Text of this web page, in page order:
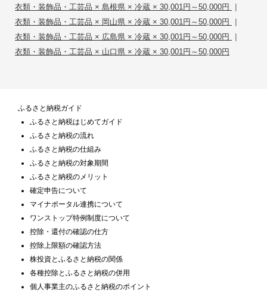
衣類・装飾品・工芸品 × 島根県 × 冷蔵 × 30,001円～50,000円 |
衣類・装飾品・工芸品 × 岡山県 × 冷蔵 × 30,001円～50,000円 |
衣類・装飾品・工芸品 × 広島県 × 冷蔵 × 30,001円～50,000円 |
衣類・装飾品・工芸品 × 山口県 × 冷蔵 × 30,001円～50,000円
ふるさと納税ガイド
ふるさと納税はじめてガイド
ふるさと納税の流れ
ふるさと納税の仕組み
ふるさと納税の対象期間
ふるさと納税のメリット
確定申告について
マイナポータル連携について
ワンストップ特例制度について
控除・還付の確認の仕方
控除上限額の確認方法
株投資とふるさと納税の関係
各種控除とふるさと納税の併用
個人事業主のふるさと納税のポイント